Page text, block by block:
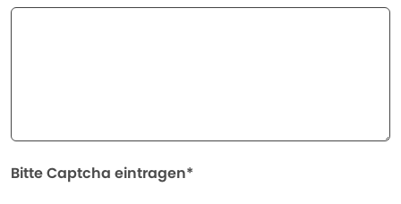
Bitte Captcha eintragen*